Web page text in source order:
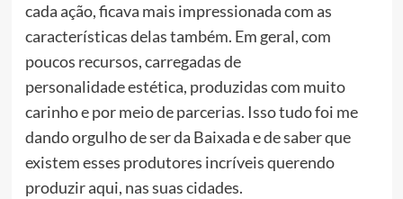
cada ação, ficava mais impressionada com as
características delas também. Em geral, com
poucos recursos, carregadas de
personalidade estética, produzidas com muito
carinho e por meio de parcerias. Isso tudo foi me
dando orgulho de ser da Baixada e de saber que
existem esses produtores incríveis querendo
produzir aqui, nas suas cidades.